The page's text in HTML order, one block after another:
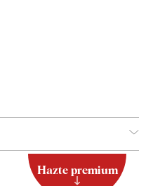
Hazte premium